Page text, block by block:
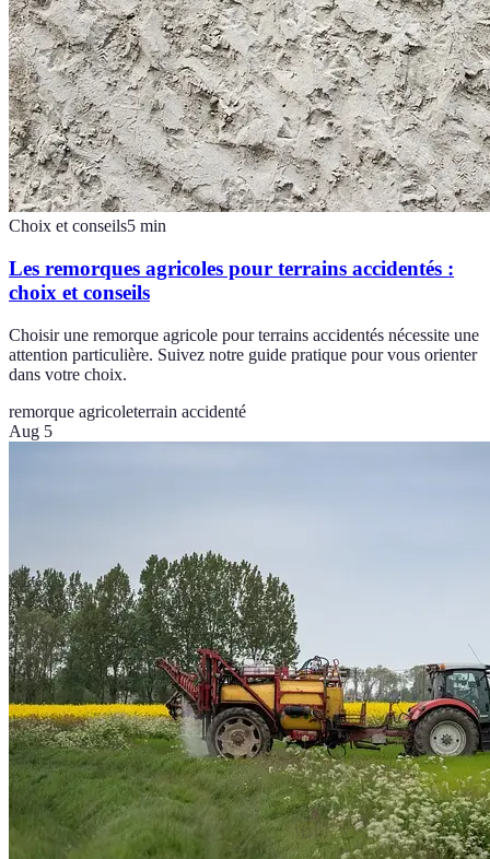
Choix et conseils5 min
Les remorques agricoles pour terrains accidentés :
choix et conseils
Choisir une remorque agricole pour terrains accidentés nécessite une
attention particulière. Suivez notre guide pratique pour vous orienter
dans votre choix.
remorque agricoleterrain accidenté
Aug 5